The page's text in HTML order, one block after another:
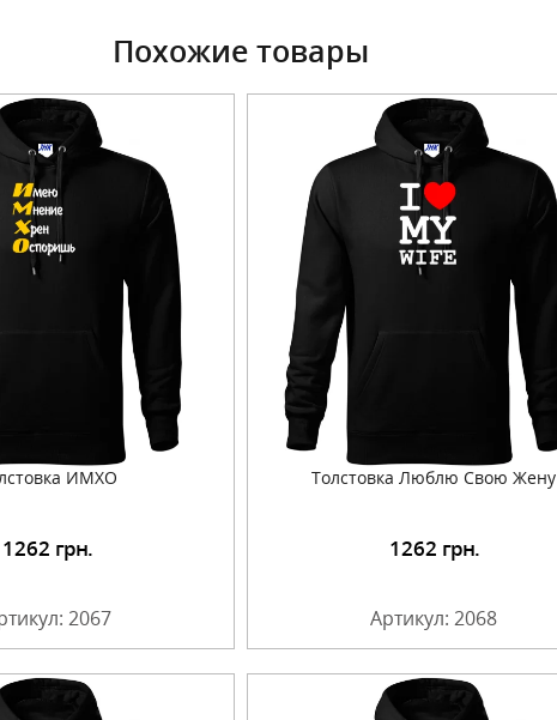
Похожие товары
ИМХО
1262 грн.
2067
Толстовка Люблю Свою Жену
Подробнее 1262 грн.
Артикул: 2068
Подробнее